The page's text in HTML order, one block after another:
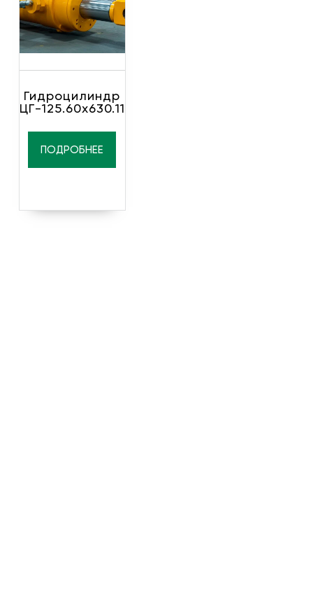
Гидроцилиндр
ЦГ-125.60х630.11
ПОДРОБНЕЕ